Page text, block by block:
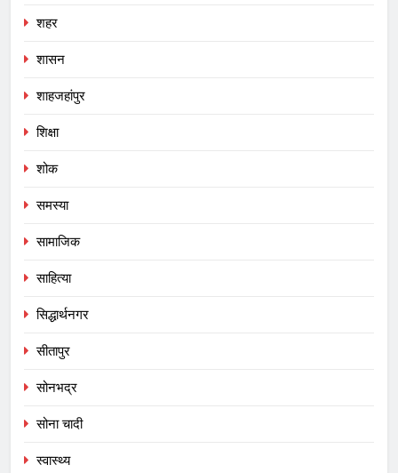
शहर
शासन
शाहजहांपुर
शिक्षा
शोक
समस्या
सामाजिक
साहित्या
सिद्धार्थनगर
सीतापुर
सोनभद्र
सोना चादी
स्वास्थ्य